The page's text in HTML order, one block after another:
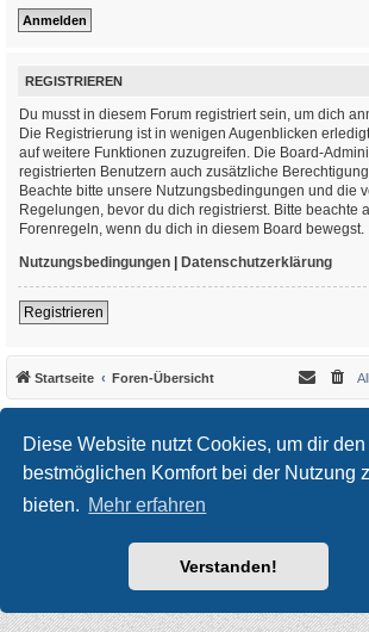
Diese Website nutzt Cookies, um dir den
bestmöglichen Komfort bei der Nutzung
bieten. Mehr erfahren
Verstanden!
REGISTRIEREN
Du musst in diesem Forum registriert sein, um dich
Die Registrierung ist in wenigen Augenblicken
auf weitere Funktionen zuzugreifen. Die Board-
registrierten Benutzern auch zusätzliche
Beachte bitte unsere Nutzungsbedingungen und die
Regelungen, bevor du dich registrierst. Bitte beachte
Forenregeln, wenn du dich in diesem Board bewegst.
Nutzungsbedingungen | Datenschutzerklärung
Registrieren
Startseite Foren-Übersicht
Updated to 3.3.x by
MannixMD
*Style version: 3.4.10
Powered byphpBB ® Forum Software ©
Datenschutz